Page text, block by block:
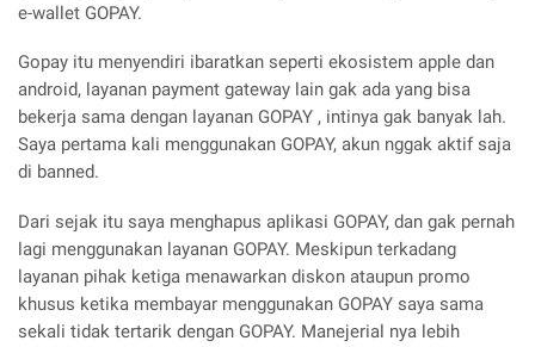
e-wallet GOPAY.
Gopay itu menyendiri ibaratkan seperti ekosistem apple dan
android, layanan payment gateway lain gak ada yang bisa
bekerja sama dengan layanan GOPAY , intinya gak banyak lah.
Saya pertama kali menggunakan GOPAY, akun nggak aktif saja
di banned.
Dari sejak itu saya menghapus aplikasi GOPAY, dan gak pernah
lagi menggunakan layanan GOPAY. Meskipun terkadang
layanan pihak ketiga menawarkan diskon ataupun promo
khusus ketika membayar menggunakan GOPAY saya sama
sekali tidak tertarik dengan GOPAY. Manejerial nya lebih